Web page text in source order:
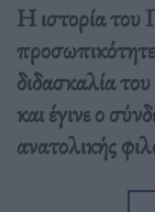
Η ιστορία του
διδασκαλία
και έγινε ο
ανατολικής